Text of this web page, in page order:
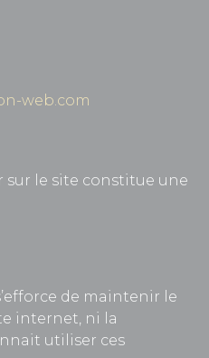
web.com
sur le site constitue une
de maintenir le
internet, ni la
utiliser ces